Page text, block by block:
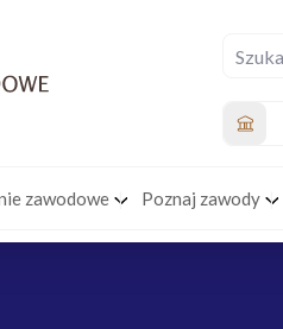
zawodowe Poznaj zawody